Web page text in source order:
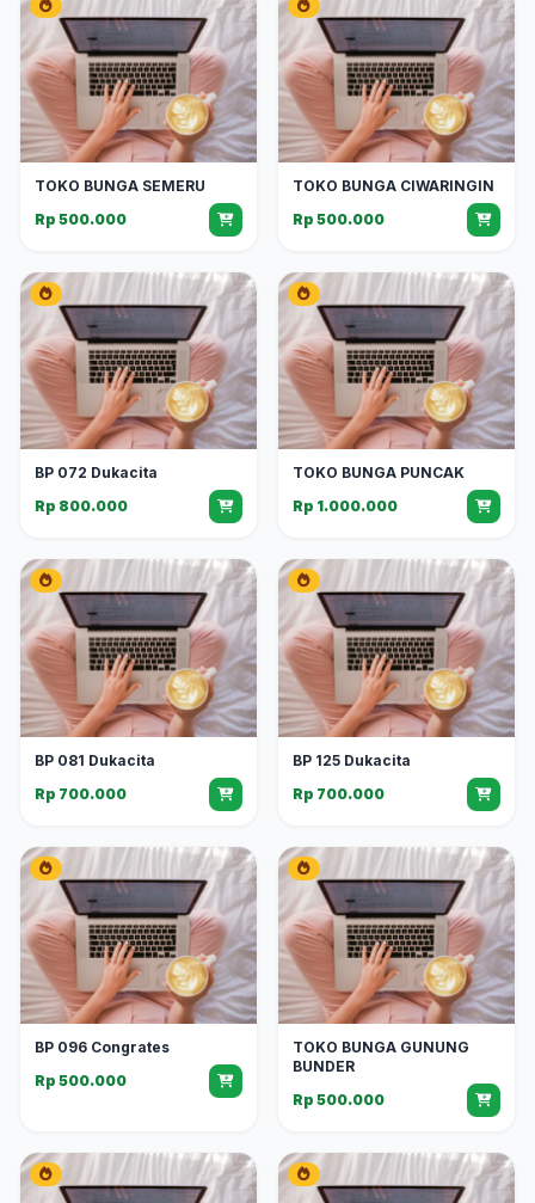
TOKO BUNGA SEMERU
Rp 500.000
TOKO BUNGA CIWARINGIN
Rp 500.000
BP 072 Dukacita
Rp 800.000
TOKO BUNGA PUNCAK
Rp 1.000.000
BP 081 Dukacita
Rp 700.000
BP 125 Dukacita
Rp 700.000
BP 096 Congrates
Rp 500.000
TOKO BUNGA GUNUNG
BUNDER
Rp 500.000